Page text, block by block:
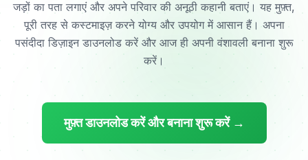
जड़ों का पता लगाएं और अपने परिवार की अनूठी कहानी बताएं। यह मुफ़्त,
पूरी तरह से कस्टमाइज़ करने योग्य और उपयोग में आसान हैं। अपना
पसंदीदा डिज़ाइन डाउनलोड करें और आज ही अपनी वंशावली बनाना शुरू
करें।
मुफ़्त डाउनलोड करें और बनाना शुरू करें →